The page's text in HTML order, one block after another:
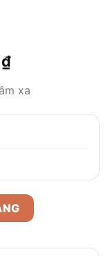
₫Giá
tại
là:
xa
Chống nước, hồng